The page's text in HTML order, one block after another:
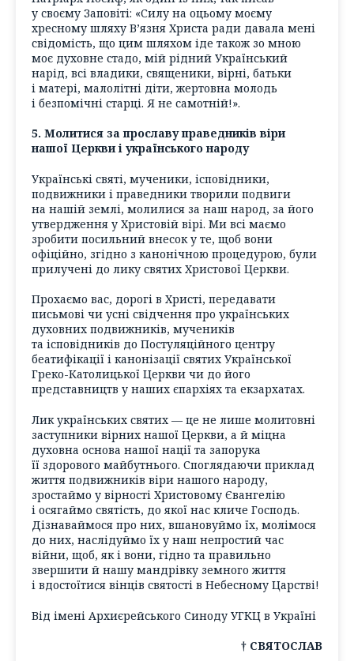
у своєму Заповіті: «Силу на оцьому моєму
хресному шляху В’язня Христа ради давала мені
свідомість, що цим шляхом іде також зо мною
моє духовне стадо, мій рідний Український
нарід, всі владики, священики, вірні, батьки
і матері, малолітні діти, жертовна молодь
і безпомічні старці. Я не самотній!».
5. Молитися за прославу праведників віри
нашої Церкви і українського народу
Українські святі, мученики, ісповідники,
подвижники і праведники творили подвиги
на нашій землі, молилися за наш народ, за його
утвердження у Христовій вірі. Ми всі маємо
зробити посильний внесок у те, щоб вони
офіційно, згідно з канонічною процедурою, були
прилучені до лику святих Христової Церкви.
Прохаємо вас, дорогі в Христі, передавати
письмові чи усні свідчення про українських
духовних подвижників, мучеників
та ісповідників до Постуляційного центру
беатифікації і канонізації святих Української
Греко-Католицької Церкви чи до його
представництв у наших єпархіях та екзархатах.
Лик українських святих — це не лише молитовні
заступники вірних нашої Церкви, а й міцна
духовна основа нашої нації та запорука
її здорового майбутнього. Споглядаючи приклад
життя подвижників віри нашого народу,
зростаймо у вірності Христовому Євангелію
і осягаймо святість, до якої нас кличе Господь.
Дізнаваймося про них, вшановуймо їх, молімося
до них, наслідуймо їх у наш непростий час
війни, щоб, як і вони, гідно та правильно
звершити й нашу мандрівку земного життя
і вдостоїтися вінців святості в Небесному Царстві!
Від імені Архиєрейського Синоду УГКЦ в Україні
† СВЯТОСЛАВ